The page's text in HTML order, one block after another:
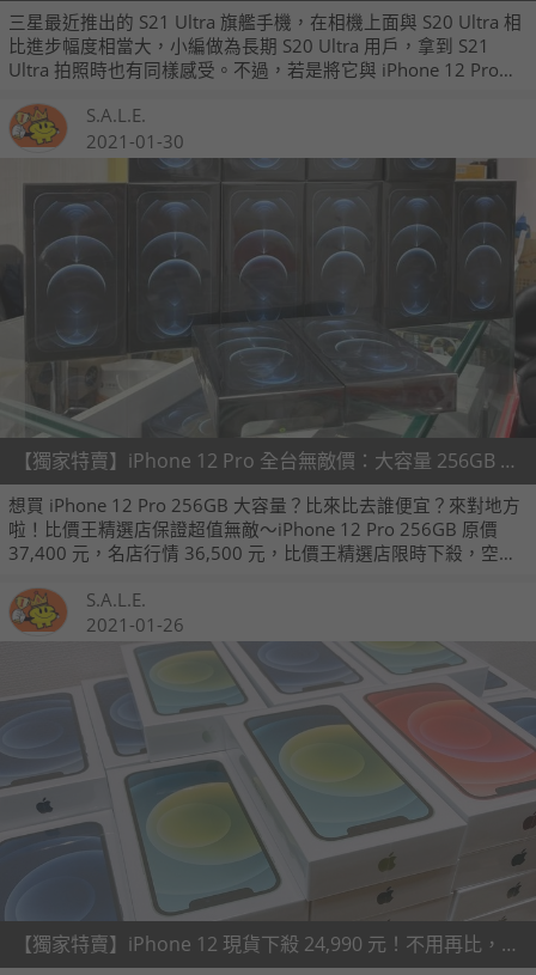
三星最近推出的 S21 Ultra 旗艦手機，在相機上面與 S20 Ultra 相
比進步幅度相當大，小編做為長期 S20 Ultra 用戶，拿到 S21
Ultra 拍照時也有同樣感受。不過，若是將它與 iPhone 12 Pro
機實測拍照。S.A.L.E.
2021-01-30
【獨家特賣】iPhone 12 Pro 全台無敵價：大容量 256GB 只要 34,990 元！(1/30~2/5)
想買 iPhone 12 Pro 256GB 大容量？比來比去誰便宜？來對地方
啦！比價王精選店保證超值無敵～iPhone 12 Pro 256GB 原價
37,400 元，名店行情 36,500 元，比價王精選店限時下殺，空機
固都不少，來這裡、立刻省千元，保證買到、否則賠一千！
S.A.L.E.
2021-01-26
【獨家特賣】iPhone 12 現貨下殺 24,990 元！不用再比，這裡最便宜！(1/25~1/31)